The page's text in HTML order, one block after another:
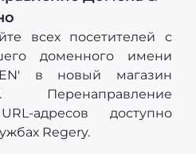
всех посетителей с
доменного имени
в новый магазин
Перенаправление
адресов доступно
Regery.